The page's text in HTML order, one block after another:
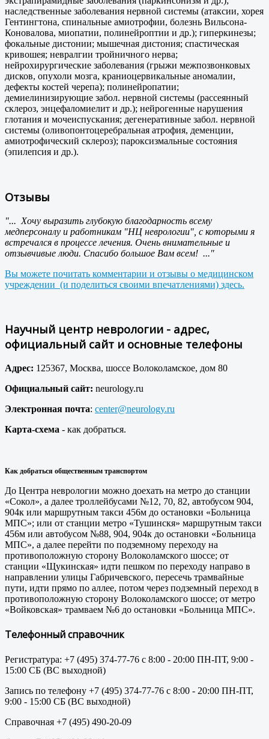
наследственные заболевания нервной системы (атаксии, хорея
Гентингтона, спинальные амиотрофии, болезнь Вильсона-
Коновалова, миопатии, полинейроптии и др.); гиперкинезы;
фокальные дистонии; мышечная дистония; спастическая
кривошея; невралгии тройничного нерва;
нейрохирургические заболевания (грыжи межпозвонковых
дисков, опухоли мозга, краниоцервикальные аномалии,
дефекты костей черепа); полинейропатии;
демиелинизирующие забол. нервной системы (рассеянный
склероз, энцефаломиелит и др.); нейрогенные нарушения
глотания и мочеиспускания; дегенеративные забол. нервной
системы (оливопонтоцеребральная атрофия, деменции,
амиотрофический склероз); пароксизмальные состояния
(эпилепсия и др.).
Отзывы
"... Хочу выразить глубокую благодарность всему
медперсоналу и работникам "НЦ неврологии", с которыми я
встречался в процессе лечения. Очень внимательные и
отзывчивые люди. Спасибо большое Вам всем! ..."
Вы можете почитать комментарии и отзывы о медицинском
учреждении (и поделиться своими впечатлениями) здесь.
Научный центр неврологии - адрес,
официальный сайт и основные телефоны
Адрес: 125367, Москва, шоссе Волоколамское, дом 80
Официальный сайт: neurology.ru
Электронная почта: center@neurology.ru
Карта-схема - как добраться.
Как добраться общественным транспортом
До Центра неврологии можно доехать на метро до станции
«Сокол», а далее троллейбусами №12, 70, 82, автобусом 904,
904к или маршрутным такси 456м до остановки «Больница
МПС»; или от станции метро «Тушинскя» маршрутным такси
456м или автобусом №88, 904, 904к до остановки «Больница
МПС», а далее перейти по подземному переходу на
противоположную сторону Волоколамского шоссе; от
станции «Щукинская» идти пешком по переходу направо в
направлении улицы Габричевского, пересечь трамвайные
пути, идти прямо по аллее, потом через подземный переход в
противоположную сторону Волоколамского шоссе; от метро
«Войковская» трамваем №6 до остановки «Больница МПС».
Телефонный справочник
Регистратура: +7 (495) 374-77-76 с 8:00 - 20:00 ПН-ПТ, 9:00 -
15:00 СБ (ВС выходной)
Запись по телефону +7 (495) 374-77-76 с 8:00 - 20:00 ПН-ПТ,
9:00 - 15:00 СБ (ВС выходной)
Справочная +7 (495) 490-20-09